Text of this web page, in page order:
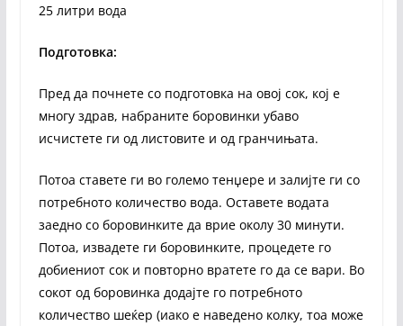
25 литри вода
Подготовка:
Пред да почнете со подготовка на овој сок, кој е
многу здрав, набраните боровинки убаво
исчистете ги од листовите и од гранчињата.
Потоа ставете ги во големо тенџере и залијте ги со
потребното количество вода. Оставете водата
заедно со боровинките да врие околу 30 минути.
Потоа, извадете ги боровинките, процедете го
добиениот сок и повторно вратете го да се вари. Во
сокот од боровинка додајте го потребното
количество шеќер (иако е наведено колку, тоа може